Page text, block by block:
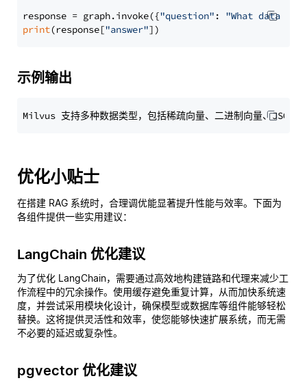
response = graph.invoke({"question" : "What data
print(response["answer"
示例输出
优化小贴士
在搭建 RAG 系统时，合理调优能显著提升性能与效率。下面为
各组件提供一些实用建议：
LangChain 优化建议
为了优化 LangChain，需要通过高效地构建链路和代理来减少工
作流程中的冗余操作。使用缓存避免重复计算，从而加快系统速
度，并尝试采用模块化设计，确保模型或数据库等组件能够轻松
替换。这将提供灵活性和效率，使您能够快速扩展系统，而无需
不必要的延迟或复杂性。
pgvector 优化建议